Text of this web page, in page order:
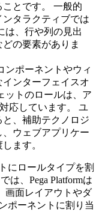
とです。 一般的
タラクティブでは
は、行や列の見出
の要素がありま
ンポーネントやウィ
ンターフェイスオ
ットのロールは、ア
応しています。 ユ
、補助テクノロジ
ウェブアプリケー
ます。
にロールタイプを割
は、Pega Platformは
画面レイアウトやダ
ポーネントに割り当